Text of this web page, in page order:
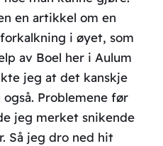
en artikkel om en
i øyet, som
av Boel her i Aulum
jeg at det kanskje
Problemene før
jeg merket snikende
Så jeg dro ned hit